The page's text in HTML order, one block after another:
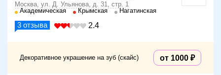
Москва, ул. Д. Ульянова, д. 31, стр. 1
Академическая
Крымская Нагатинская
3 отзыва 2.4
Декоративное украшение на зуб (скайс) от 1000